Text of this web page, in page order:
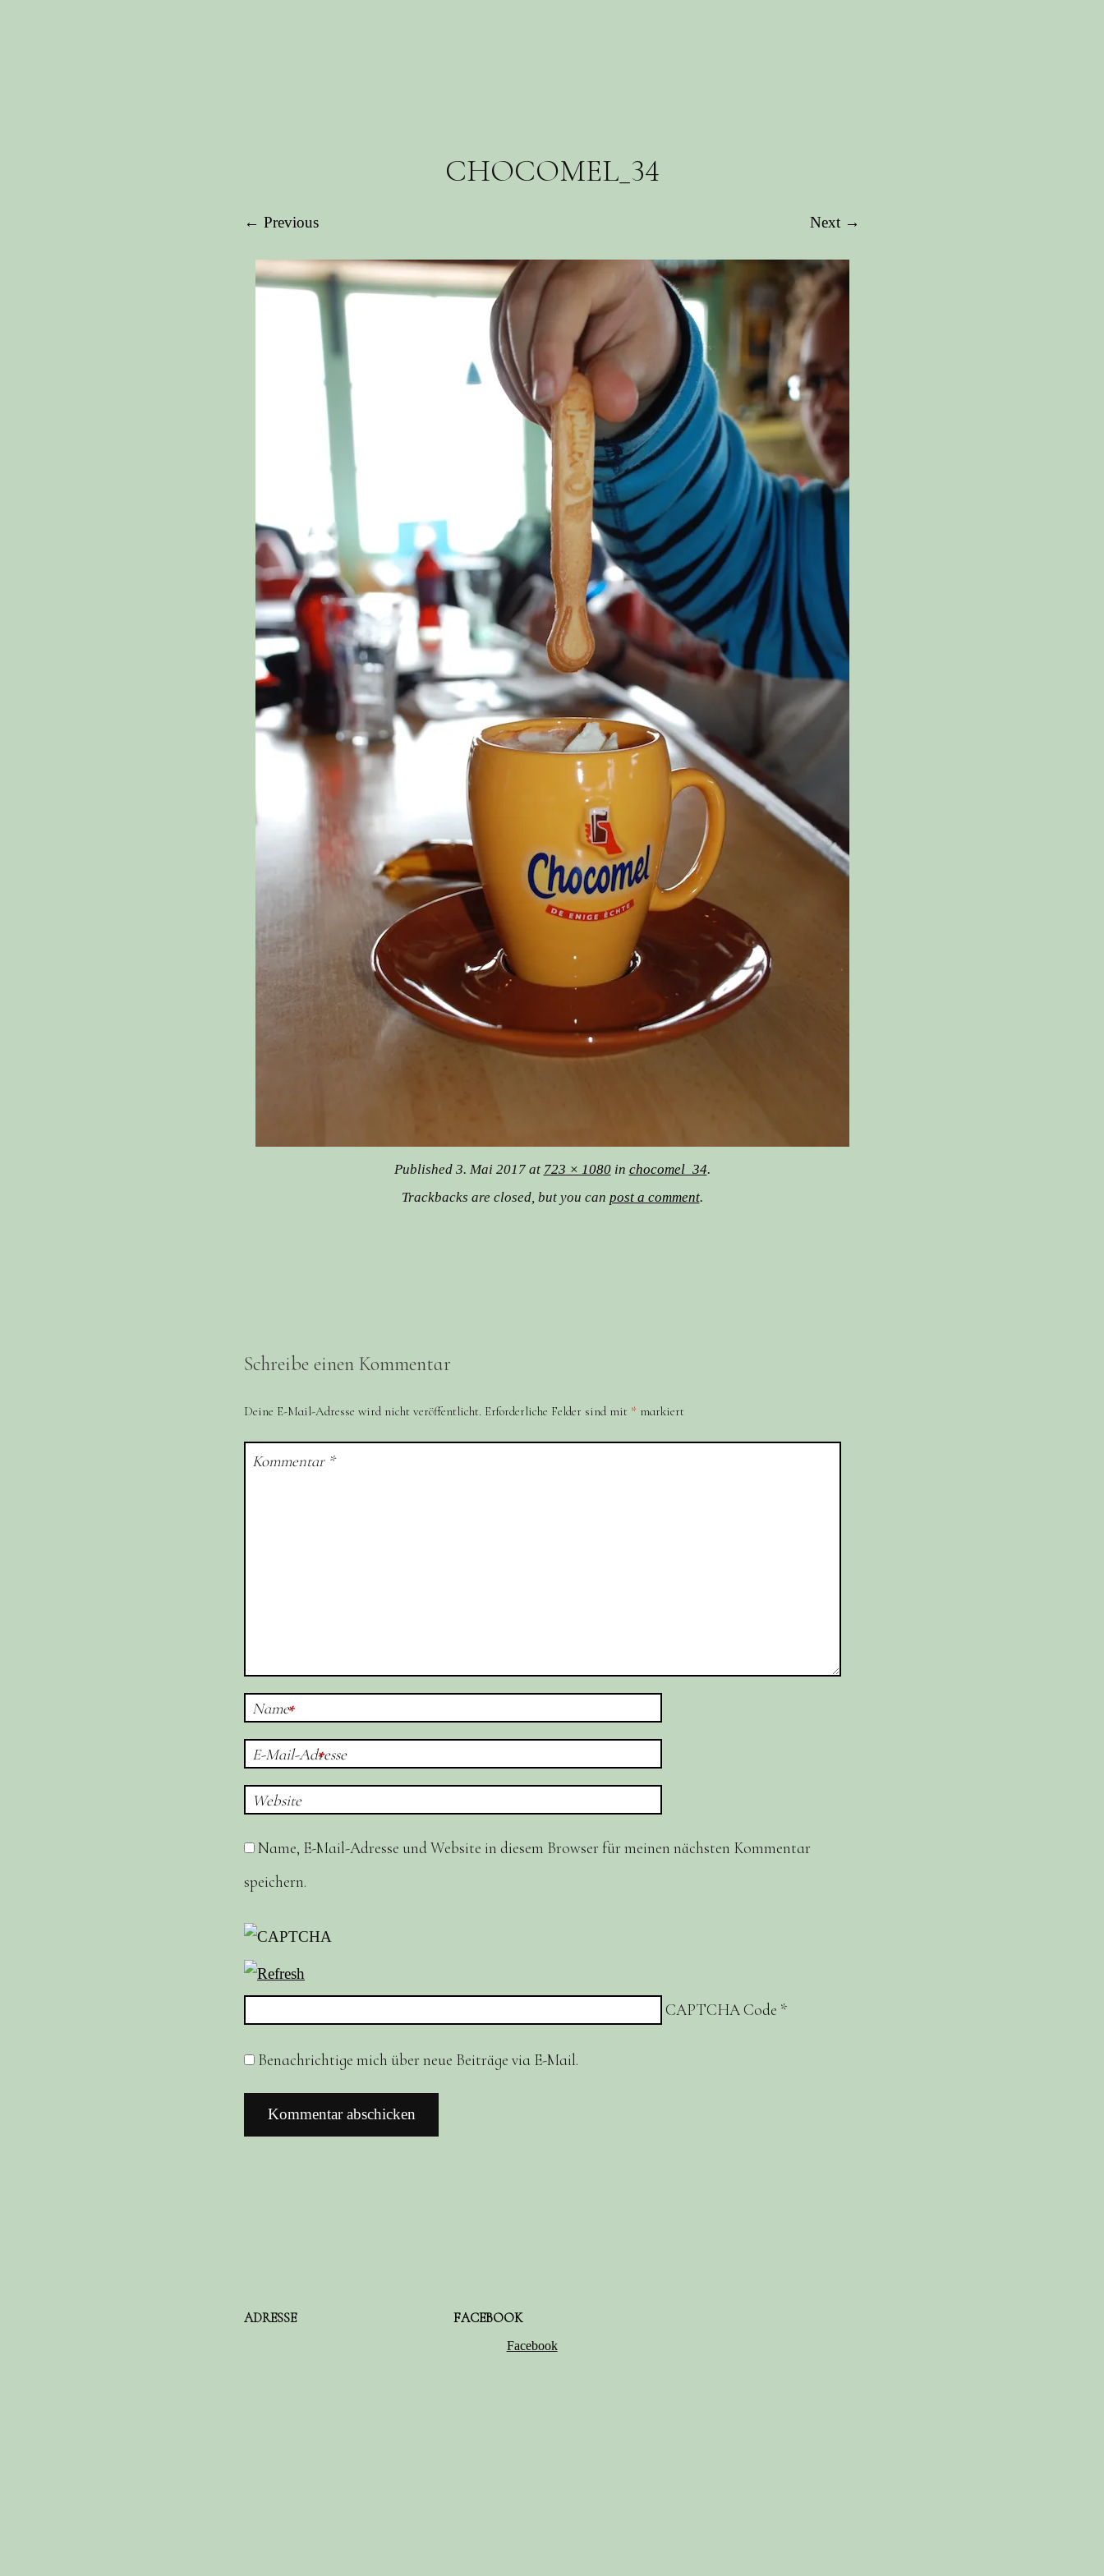
CHOCOMEL_34
← Previous Next →
Published 3. Mai 2017at 723 × 1080in chocomel_34.
Trackbacks are closed, but you can post a comment.
Schreibe einen Kommentar
Deine E-Mail-Adresse wird nicht veröffentlicht. Erforderliche Felder sind mit * markiert
Kommentar *
Name*
E-Mail-Adresse
*
Website
Name, E-Mail-Adresse und Website in diesem Browser für meinen nächsten Kommentar
speichern.
CAPTCHA Code *
Benachrichtige mich über neue Beiträge via E-Mail.
ADRESSE FACEBOOK
Facebook